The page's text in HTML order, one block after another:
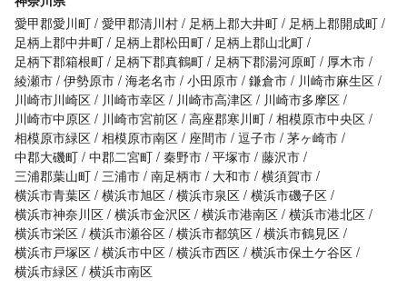
愛甲郡愛川町 愛甲郡清川村 足柄上郡大井町
足柄上郡開成町
足柄上郡中井町
足柄上郡松田町
足柄上郡山北町
足柄下郡箱根町
足柄下郡真鶴町 足柄下郡湯河原町
厚木市
綾瀬市 伊勢原市 海老名市 小田原市 鎌倉市
川崎市麻生区
川崎市川崎区
川崎市幸区 川崎市高津区
川崎市多摩区
川崎市中原区
川崎市宮前区 高座郡寒川町 相模原市中央区
相模原市緑区 相模原市南区 座間市 逗子市 茅ヶ崎市
中郡大磯町 中郡二宮町 秦野市 平塚市 藤沢市
三浦郡葉山町 三浦市 南足柄市 大和市 横須賀市
横浜市青葉区 横浜市旭区 横浜市泉区 横浜市磯子区
横浜市神奈川区 横浜市金沢区 横浜市港南区 横浜市港北区
横浜市栄区 横浜市瀬谷区 横浜市都筑区 横浜市鶴見区
横浜市戸塚区 横浜市中区 横浜市西区 横浜市保土ケ谷区
横浜市緑区 横浜市南区